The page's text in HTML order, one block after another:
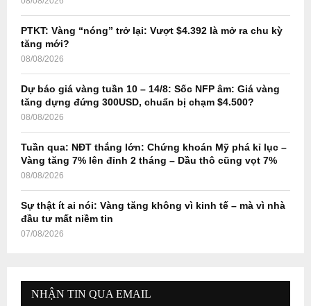
H
PTKT: Vàng “nóng” trở lại: Vượt $4.392 là mở ra chu kỳ
tăng mới?
08/08/2026
Dự báo giá vàng tuần 10 – 14/8: Sốc NFP âm: Giá vàng
tăng dựng đứng 300USD, chuẩn bị chạm $4.500?
08/08/2026
Tuần qua: NĐT thắng lớn: Chứng khoán Mỹ phá kỉ lục –
Vàng tăng 7% lên đỉnh 2 tháng – Dầu thô cũng vọt 7%
08/08/2026
Sự thật ít ai nói: Vàng tăng không vì kinh tế – mà vì nhà
đầu tư mất niềm tin
07/08/2026
NHẬN TIN QUA EMAIL